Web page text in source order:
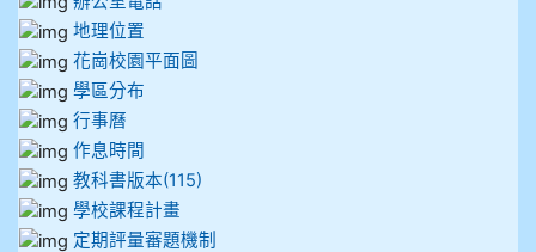
地理位置
花崗校園平面圖
學區分布
行事曆
作息時間
教科書版本(115)
學校課程計畫
定期評量審題機制